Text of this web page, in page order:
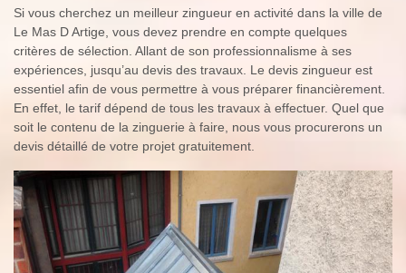
Si vous cherchez un meilleur zingueur en activité dans la ville de
Le Mas D Artige, vous devez prendre en compte quelques
critères de sélection. Allant de son professionnalisme à ses
expériences, jusqu’au devis des travaux. Le devis zingueur est
essentiel afin de vous permettre à vous préparer financièrement.
En effet, le tarif dépend de tous les travaux à effectuer. Quel que
soit le contenu de la zinguerie à faire, nous vous procurerons un
devis détaillé de votre projet gratuitement.